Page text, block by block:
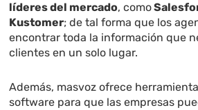
líderes del mercado, como
Kustomer; de tal forma que los
encontrar toda la información que
clientes en un solo lugar.
Además, masvoz ofrece
software para que las empresas